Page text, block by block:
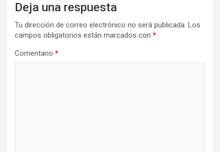
Deja una respuesta
Tu dirección de correo electrónico no será publicada. Los
campos obligatorios están marcados con *
Comentario *